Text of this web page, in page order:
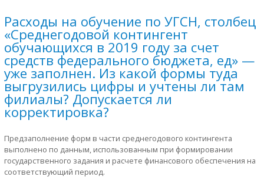
Расходы на обучение по УГСН, столбец
«Среднегодовой контингент
обучающихся в 2019 году за счет
средств федерального бюджета, ед» —
уже заполнен. Из какой формы туда
выгрузились цифры и учтены ли там
филиалы? Допускается ли
корректировка?
Предзаполнение форм в части среднегодового контингента
выполнено по данным, использованным при формировании
государственного задания и расчете финансового обеспечения на
соответствующий период.